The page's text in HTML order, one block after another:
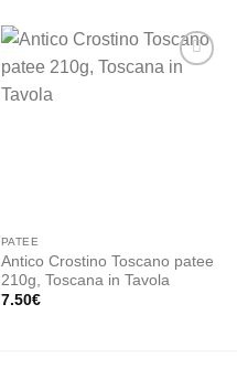
PATEE
Antico Crostino Toscano patee
210g, Toscana in Tavola
7.50€